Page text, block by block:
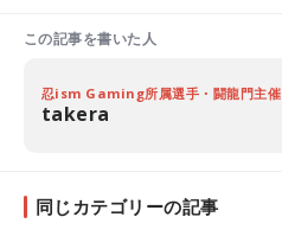
この記事を書いた人
忍ism Gaming所属選手・闘龍門主催
takera
同じカテゴリーの記事